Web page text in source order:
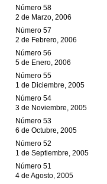
Número 58
2 de Marzo, 2006
Número 57
2 de Febrero, 2006
Número 56
5 de Enero, 2006
Número 55
1 de Diciembre, 2005
Número 54
3 de Noviembre, 2005
Número 53
6 de Octubre, 2005
Número 52
1 de Septiembre, 2005
Número 51
4 de Agosto, 2005